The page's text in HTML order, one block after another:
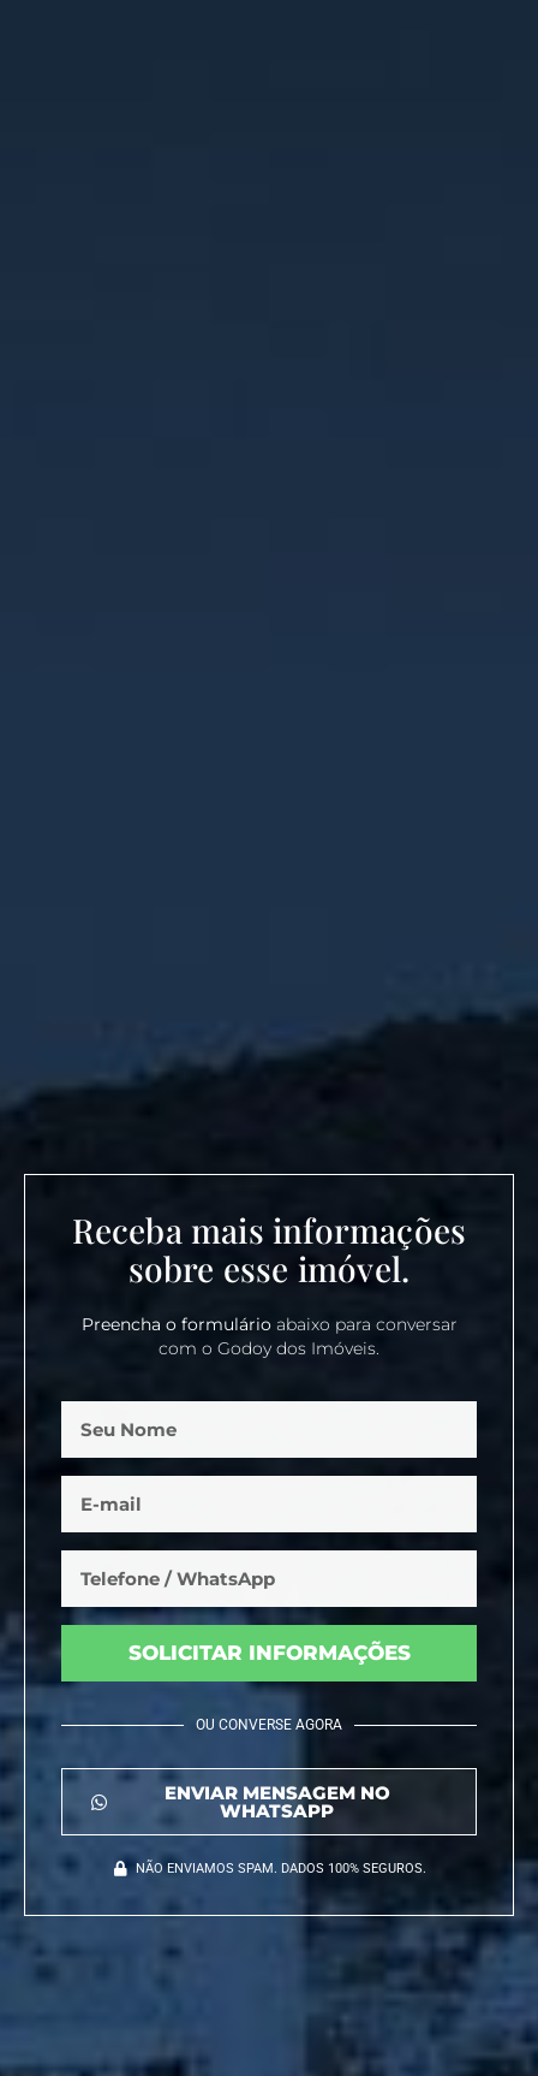
Receba mais informações
sobre esse imóvel.
Preencha o formulárioabaixo para conversar
com o Godoy dos Imóveis.
SOLICITAR INFORMAÇÕES
OU CONVERSE AGORA
ENVIAR MENSAGEM NO
WHATSAPP
NÃO ENVIAMOS SPAM. DADOS 100% SEGUROS.